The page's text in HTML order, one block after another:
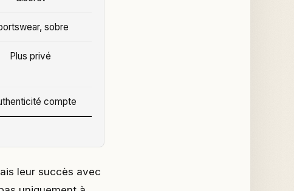
sobre
Plus privé
compte
leur succès avec